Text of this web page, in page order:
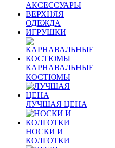
АКСЕССУАРЫ
ВЕРХНЯЯ
ОДЕЖДА
ИГРУШКИ
КАРНАВАЛЬНЫЕ
КОСТЮМЫ
ЛУЧШАЯ ЦЕНА
НОСКИ И
КОЛГОТКИ